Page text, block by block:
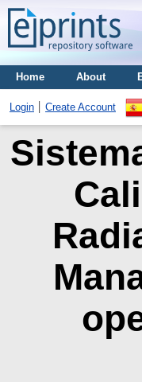
Home About
Login Create Account